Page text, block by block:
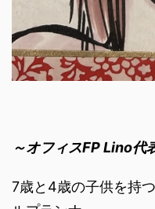
～オフィスFP Lino
7歳と4歳の子供を持